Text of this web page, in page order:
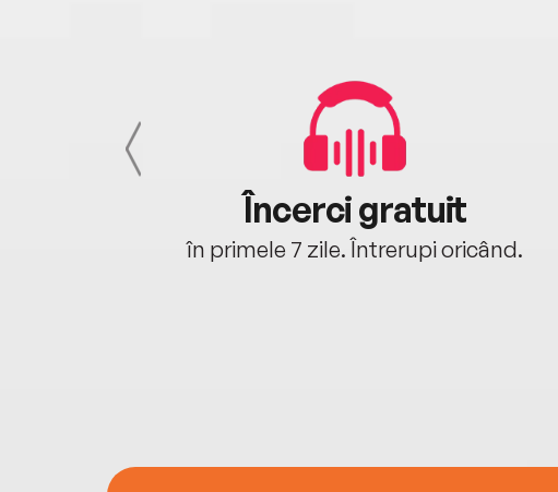
Încerci gratuit
în primele 7 zile. Întrerupi oricând.